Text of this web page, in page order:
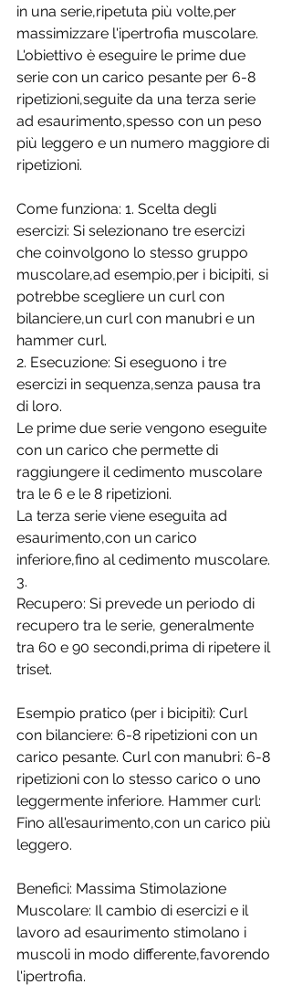
in una serie,ripetuta più volte,per
massimizzare l'ipertrofia muscolare.
L'obiettivo è eseguire le prime due
serie con un carico pesante per 6-8
ripetizioni,seguite da una terza serie
ad esaurimento,spesso con un peso
più leggero e un numero maggiore di
ripetizioni.
Come funziona: 1. Scelta degli
esercizi: Si selezionano tre esercizi
che coinvolgono lo stesso gruppo
muscolare,ad esempio,per i bicipiti, si
potrebbe scegliere un curl con
bilanciere,un curl con manubri e un
hammer curl.
2. Esecuzione: Si eseguono i tre
esercizi in sequenza,senza pausa tra
di loro.
Le prime due serie vengono eseguite
con un carico che permette di
raggiungere il cedimento muscolare
tra le 6 e le 8 ripetizioni.
La terza serie viene eseguita ad
esaurimento,con un carico
inferiore,fino al cedimento muscolare.
3.
Recupero: Si prevede un periodo di
recupero tra le serie, generalmente
tra 60 e 90 secondi,prima di ripetere il
triset.
Esempio pratico (per i bicipiti): Curl
con bilanciere: 6-8 ripetizioni con un
carico pesante. Curl con manubri: 6-8
ripetizioni con lo stesso carico o uno
leggermente inferiore. Hammer curl:
Fino all'esaurimento,con un carico più
leggero.
Benefici: Massima Stimolazione
Muscolare: Il cambio di esercizi e il
lavoro ad esaurimento stimolano i
muscoli in modo differente,favorendo
l'ipertrofia.